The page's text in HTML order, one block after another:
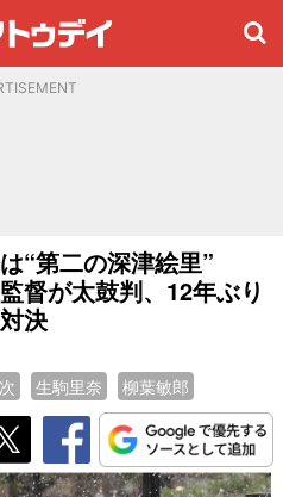
“第二の深津絵里”
督が太鼓判、12年ぶり
決
生駒里奈 柳葉敏郎